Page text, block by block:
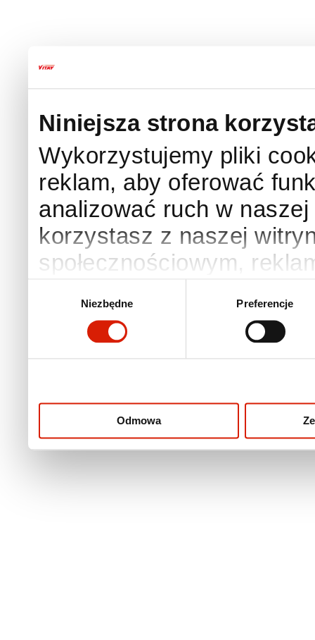
Niniejsza strona
Wykorzystujemy pliki
reklam, aby oferować
analizować ruch w
korzystasz z naszej
społecznościowym,
otrzymanymi od Ciebie
korzystania z ich usług.
Niezbędne Preferencje
Odmowa